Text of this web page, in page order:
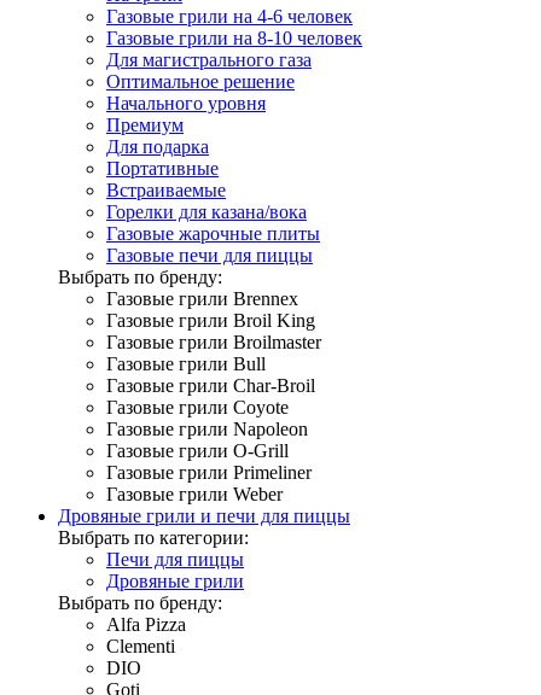
Газовые грили на 4-6 человек
Газовые грили на 8-10 человек
Для магистрального газа
Оптимальное решение
Начального уровня
Премиум
Для подарка
Портативные
Встраиваемые
Горелки для казана/вока
Газовые жарочные плиты
Газовые печи для пиццы
Выбрать по бренду:
Газовые грили Brennex
Газовые грили Broil King
Газовые грили Broilmaster
Газовые грили Bull
Газовые грили Char-Broil
Газовые грили Coyote
Газовые грили Napoleon
Газовые грили O-Grill
Газовые грили Primeliner
Газовые грили Weber
Дровяные грили и печи для пиццы
Выбрать по категории:
Печи для пиццы
Дровяные грили
Выбрать по бренду:
Alfa Pizza
Clementi
DIO
Goti